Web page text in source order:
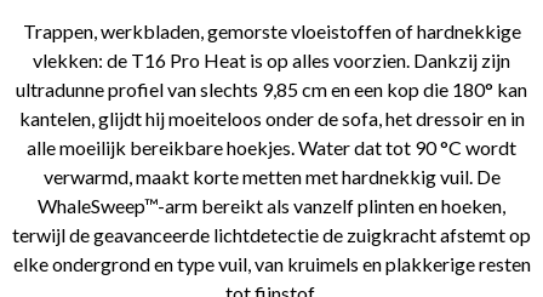
Trappen, werkbladen, gemorste vloeistoffen of hardnekkige
vlekken: de T16 Pro Heat is op alles voorzien. Dankzij zijn
ultradunne profiel van slechts 9,85 cm en een kop die 180° kan
kantelen, glijdt hij moeiteloos onder de sofa, het dressoir en in
alle moeilijk bereikbare hoekjes. Water dat tot 90 °C wordt
verwarmd, maakt korte metten met hardnekkig vuil. De
WhaleSweep™-arm bereikt als vanzelf plinten en hoeken,
terwijl de geavanceerde lichtdetectie de zuigkracht afstemt op
elke ondergrond en type vuil, van kruimels en plakkerige resten